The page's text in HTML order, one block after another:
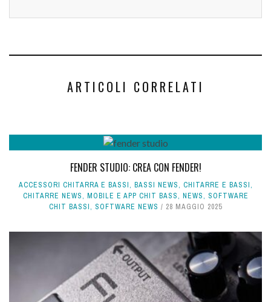
ARTICOLI CORRELATI
FENDER STUDIO: CREA CON FENDER!
ACCESSORI CHITARRA E BASSI, BASSI NEWS, CHITARRE E BASSI,
CHITARRE NEWS, MOBILE E APP CHIT BASS, NEWS, SOFTWARE
CHIT BASSI, SOFTWARE NEWS 28 MAGGIO 2025